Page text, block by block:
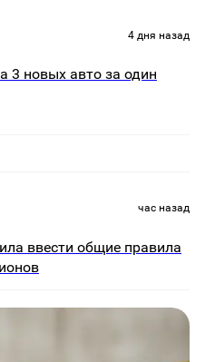
4 дня назад
3 новых авто за один
час назад
ввести общие правила